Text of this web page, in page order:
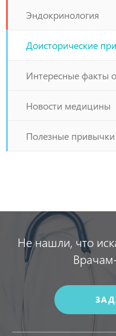
Эндокринология
Доисторические
Интересные факты
Новости медицины
Полезные привычки
Не нашли, что